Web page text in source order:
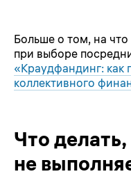
Больше о том, на
при выборе
«Краудфандинг: как
коллективного
Что
не